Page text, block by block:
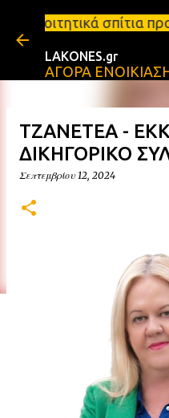
Μετάβαση στο
προς ενοικίαση
LAKONES.gr
ΑΓΟΡΑ
TZANETEA -
ΔΙΚΗΓΟΡΙΚΟ
Σεπτεμβρίου 12, 2024